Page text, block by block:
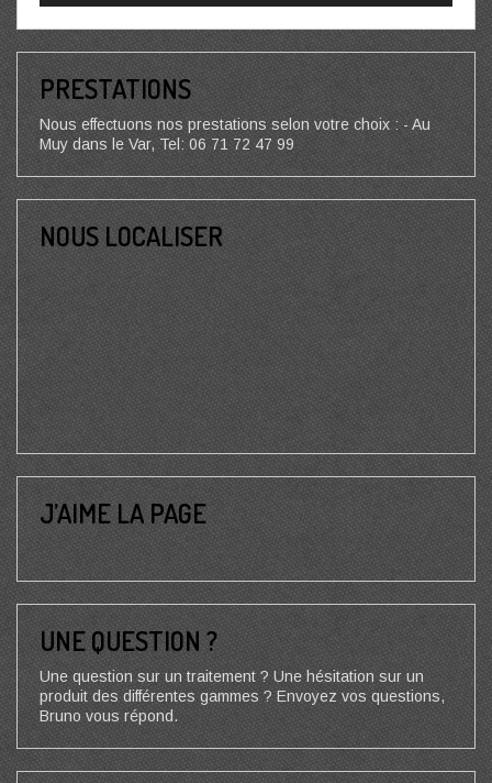
PRESTATIONS
Nous effectuons nos prestations selon votre choix : - Au
Muy dans le Var, Tel: 06 71 72 47 99
NOUS LOCALISER
J’AIME LA PAGE
UNE QUESTION ?
Une question sur un traitement ? Une hésitation sur un
produit des différentes gammes ? Envoyez vos questions,
Bruno vous répond.